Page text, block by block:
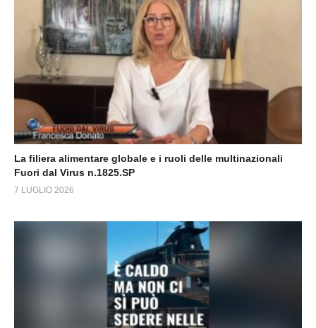
La filiera alimentare globale e i ruoli delle multinazionali
Fuori dal Virus n.1825.SP
7 LUGLIO 2026